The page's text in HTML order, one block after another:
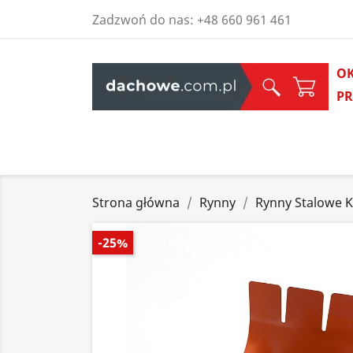
Zadzwoń do nas: +48 660 961 461
Strona główna Rynny Rynny Stalowe
-25%